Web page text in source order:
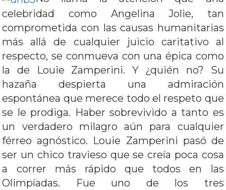
celebridad como Angelina Jolie, tan
comprometida con las causas humanitarias
más allá de cualquier juicio caritativo al
respecto, se conmueva con una épica como
la de Louie Zamperini. Y ¿quién no? Su
hazaña despierta una admiración
espontánea que merece todo el respeto que
se le prodiga. Haber sobrevivido a tanto es
un verdadero milagro aún para cualquier
férreo agnóstico. Louie Zamperini pasó de
ser un chico travieso que se creía poca cosa
a correr más rápido que todos en las
Olimpíadas. Fue uno de los tres